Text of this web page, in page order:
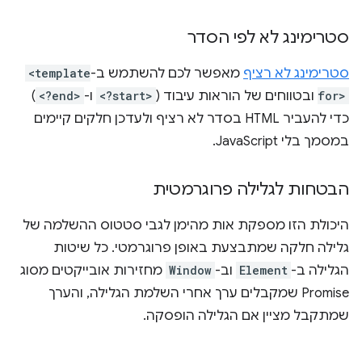
סטרימינג לא לפי הסדר
סטרימינג לא רציף מאפשר לכם להשתמש ב-<template
for> ובטווחים של הוראות עיבוד ( <?start> ו- <?end>
)
כדי להעביר HTML בסדר לא רציף ולעדכן חלקים קיימים
במסמך בלי JavaScript.
הבטחות לגלילה פרוגרמטית
היכולת הזו מספקת אות מהימן לגבי סטטוס ההשלמה של
גלילה חלקה שמתבצעת באופן פרוגרמטי. כל שיטות
הגלילה ב- Element וב- Window מחזירות אובייקטים מסוג
Promise שמקבלים ערך אחרי השלמת הגלילה, והערך
שמתקבל מציין אם הגלילה הופסקה.